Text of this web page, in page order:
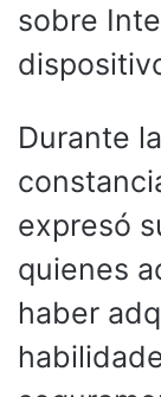
sobre
Durante
expresó
quienes
haber